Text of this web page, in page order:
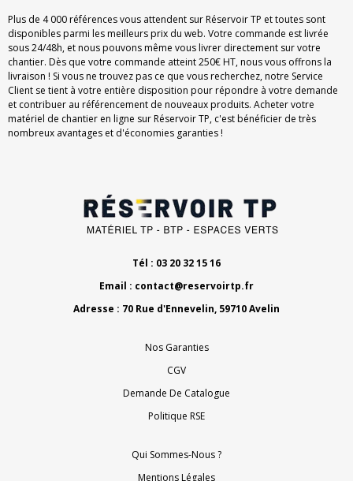
Plus de 4 000 références vous attendent sur Réservoir TP et toutes sont
disponibles parmi les meilleurs prix du web. Votre commande est livrée
sous 24/48h, et nous pouvons même vous livrer directement sur votre
chantier. Dès que votre commande atteint 250€ HT, nous vous offrons la
livraison ! Si vous ne trouvez pas ce que vous recherchez, notre Service
Client se tient à votre entière disposition pour répondre à votre demande
et contribuer au référencement de nouveaux produits. Acheter votre
matériel de chantier en ligne sur Réservoir TP, c'est bénéficier de très
nombreux avantages et d'économies garanties !
Tél : 03 20 32 15 16
Email : contact@reservoirtp.fr
Adresse : 70 Rue d'Ennevelin, 59710 Avelin
Nos Garanties
CGV
Demande De Catalogue
Politique RSE
Qui Sommes-Nous ?
Mentions Légales